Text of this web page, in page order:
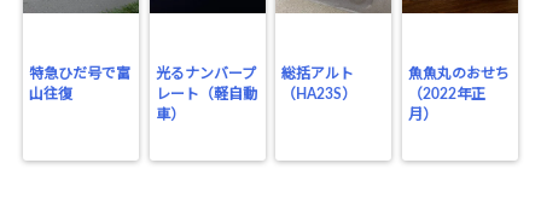
特急ひだ号で富
山往復
光るナンバープ
レート（軽自動
車）
総括アルト
（HA23S）
魚魚丸のおせち
（2022年正
月）